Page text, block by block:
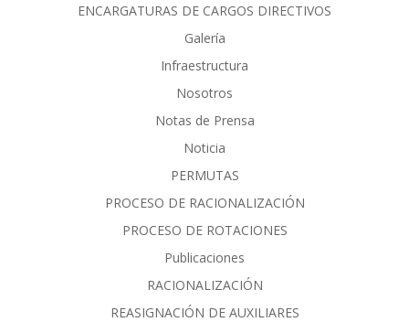
ENCARGATURAS DE CARGOS DIRECTIVOS
Galería
Infraestructura
Nosotros
Notas de Prensa
Noticia
PERMUTAS
PROCESO DE RACIONALIZACIÓN
PROCESO DE ROTACIONES
Publicaciones
RACIONALIZACIÓN
REASIGNACIÓN DE AUXILIARES